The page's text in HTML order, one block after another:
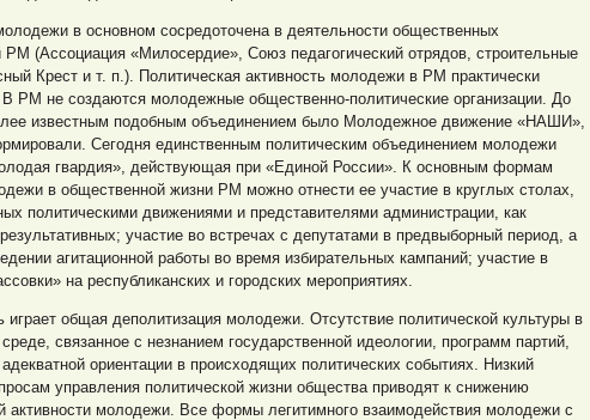
в основном сосредоточена в деятельности общественных
РМ (Ассоциация «Милосердие», Союз педагогический отрядов, строительные
Крест и т. п.). Политическая активность молодежи в РМ практически
В РМ не создаются молодежные общественно-политические организации. До
известным подобным объединением было Молодежное движение «НАШИ»,
Сегодня единственным политическим объединением молодежи
гвардия», действующая при «Единой России». К основным формам
в общественной жизни РМ можно отнести ее участие в круглых столах,
политическими движениями и представителями администрации, как
участие во встречах с депутатами в предвыборный период, а
агитационной работы во время избирательных кампаний; участие в
на республиканских и городских мероприятиях.
общая деполитизация молодежи. Отсутствие политической культуры в
связанное с незнанием государственной идеологии, программ партий,
ориентации в происходящих политических событиях. Низкий
управления политической жизни общества приводят к снижению
активности молодежи. Все формы легитимного взаимодействия молодежи с